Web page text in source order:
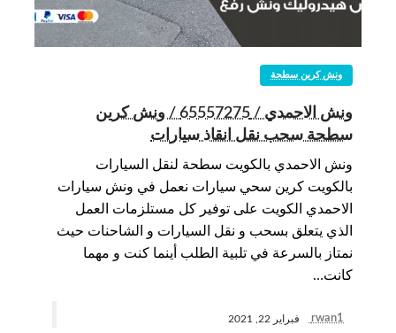
ونش كرين سطحة
ونش الاحمدي / 65557275 / ونش كرين
سطحة سحب نقل انقاذ سيارات
ونش الاحمدي بالكويت سطحة لنقل السيارات
بالكويت كرين سحي سيارات نعمل في ونش سيارات
الاحمدي الكويت على توفير كل مستلزمات العمل
الذي يتعلق بسحب و نقل السيارات و الشاحنات حيث
نمتاز بالسرعة في تلبية الطلب أينما كنت و مهما
كانت…
rwan1 فبراير 22, 2021